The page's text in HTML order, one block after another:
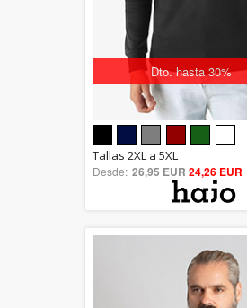
Dto. hasta 30%
5.00
out of 5
Tallas 2XL a 5XL
Desde: 26,95 EUR24,26 EUR